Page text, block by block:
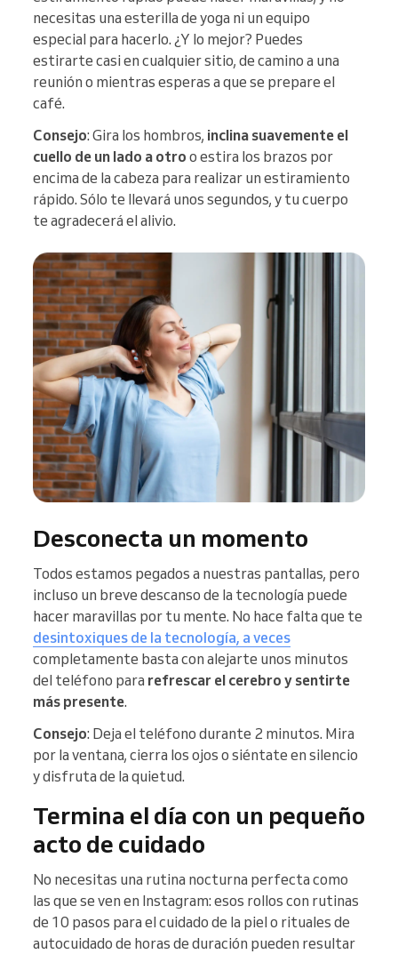
necesitas una esterilla de yoga ni un equipo
especial para hacerlo. ¿Y lo mejor? Puedes
estirarte casi en cualquier sitio, de camino a una
reunión o mientras esperas a que se prepare el
café.
Consejo: Gira los hombros, inclina suavemente el
cuello de un lado a otro o estira los brazos por
encima de la cabeza para realizar un estiramiento
rápido. Sólo te llevará unos segundos, y tu cuerpo
te agradecerá el alivio.
Desconecta un momento
Todos estamos pegados a nuestras pantallas, pero
incluso un breve descanso de la tecnología puede
hacer maravillas por tu mente. No hace falta que te
desintoxiques de la tecnología, a veces
completamente basta con alejarte unos minutos
del teléfono para refrescar el cerebro y sentirte
más presente.
Consejo: Deja el teléfono durante 2 minutos. Mira
por la ventana, cierra los ojos o siéntate en silencio
y disfruta de la quietud.
Termina el día con un pequeño
acto de cuidado
No necesitas una rutina nocturna perfecta como
las que se ven en Instagram: esos rollos con rutinas
de 10 pasos para el cuidado de la piel o rituales de
autocuidado de horas de duración pueden resultar